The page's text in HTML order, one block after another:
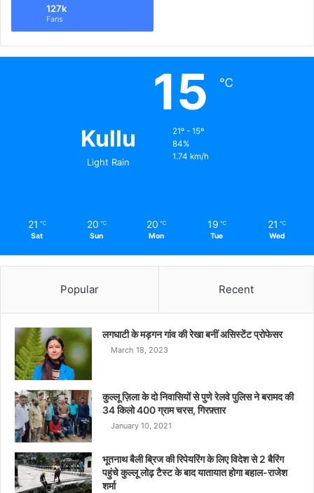
127k
Fans
Kullu
Light Rain
15 ℃
21º - 15º
84%
1.74 km/h
21 ℃
Sat
20 ℃
Sun
20 ℃
Mon
19 ℃
Tue
21 ℃
Wed
Popular Recent
लगघाटी के मड़गन गांव की रेखा बनीं असिस्टेंट प्रोफेसर
March 18, 2023
कुल्लू ज़िला के दो निवासियों से पुणे रेलवे पुलिस ने बरामद की
34 किलो 400 ग्राम चरस, गिरफ़्तार
January 10, 2021
भूतनाथ बैली ब्रिज की रिपेयरिंग के लिए विदेश से 2 बैरिंग
पहुंचे कुल्लू लोढ़ टैस्ट के बाद यातायात होगा बहाल-राजेश
शर्मा